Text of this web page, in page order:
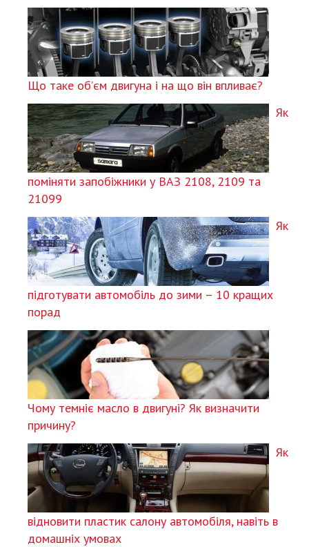
Що таке об’єм двигуна і на що він впливає?
Як
поміняти запобіжники у ВАЗ 2108, 2109 та
21099
Як
підготувати автомобіль до зими – 10 кращих
порад
Чому темніє масло в двигуні? Як визначити
причину?
Як
відновити пластик салону автомобіля, навіть в
домашніх умовах